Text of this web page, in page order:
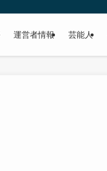
運営者情報 芸能人